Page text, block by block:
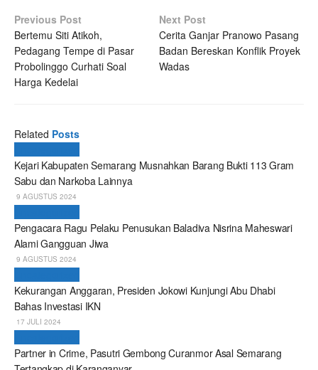
Previous Post
Bertemu Siti Atikoh,
Pedagang Tempe di Pasar
Probolinggo Curhati Soal
Harga Kedelai
Next Post
Cerita Ganjar Pranowo Pasang
Badan Bereskan Konflik Proyek
Wadas
Related Posts
Kejari Kabupaten Semarang Musnahkan Barang Bukti 113 Gram
Sabu dan Narkoba Lainnya
9 AGUSTUS 2024
Pengacara Ragu Pelaku Penusukan Baladiva Nisrina Maheswari
Alami Gangguan Jiwa
9 AGUSTUS 2024
Kekurangan Anggaran, Presiden Jokowi Kunjungi Abu Dhabi
Bahas Investasi IKN
17 JULI 2024
Partner in Crime, Pasutri Gembong Curanmor Asal Semarang